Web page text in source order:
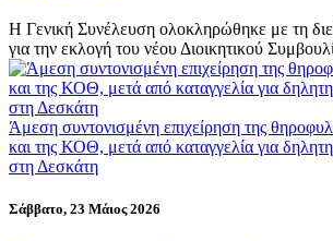
Η Γενική Συνέλευση ολοκληρώθηκε με τη
για την εκλογή του νέου Διοικητικού
Άμεση συντονισμένη επιχείρηση της
και της ΚΟΘ, μετά από καταγγελία για
στη Δεσκάτη
Σάββατο, 23 Μάιος 2026